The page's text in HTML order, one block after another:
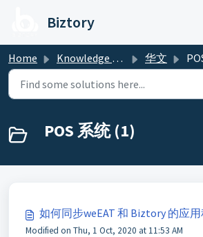
Biztory
Home Knowledge base 华文
POS 系统 (1)
如何同步weEAT 和 Biztory 的应用
Modified on Thu, 1 Oct, 2020 at 11:53 AM